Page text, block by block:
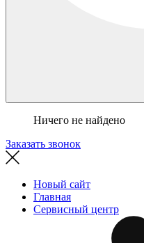
Ничего не найдено
Заказать звонок
Новый сайт
Главная
Сервисный центр